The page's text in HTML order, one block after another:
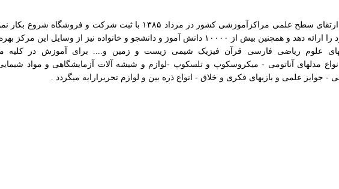
علوم ریاضی فارسی قرآن فیزیک شیمی زیست و زمین و.... برای آموزش در کلیه
مدلهای آناتومی - میکروسکوپ و تلسکوپ -لوازم و شیشه آلات آزمایشگاهی و مواد
علمی و بازیهای فکری و خلاق - انواع ذره بین و لوازم تحریرارایه میگردد .